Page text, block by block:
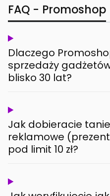
FAQ - Promoshop
Dlaczego
sprzedaży
blisko 30 lat?
Jak dobieracie
reklamowe
pod limit 10 zł?